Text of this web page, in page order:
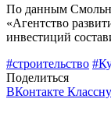
По данным
«Агентство
инвестиций
#строительство
Поделиться
ВКонтакте